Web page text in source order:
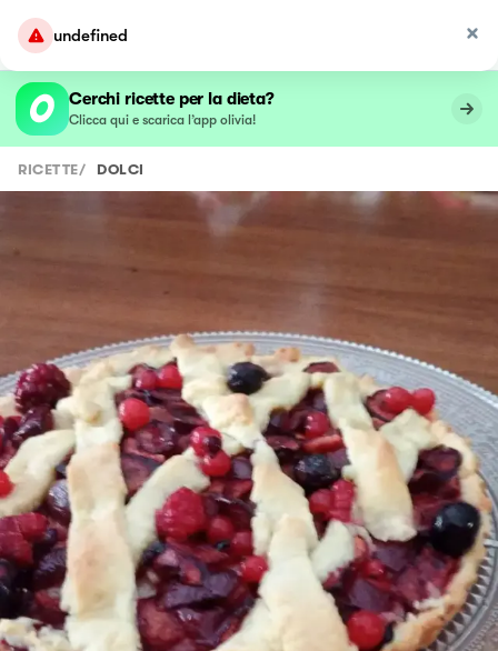
undefined
Cerchi ricette per la dieta?
Clicca qui e scarica l’app olivia!
RICETTE/ DOLCI